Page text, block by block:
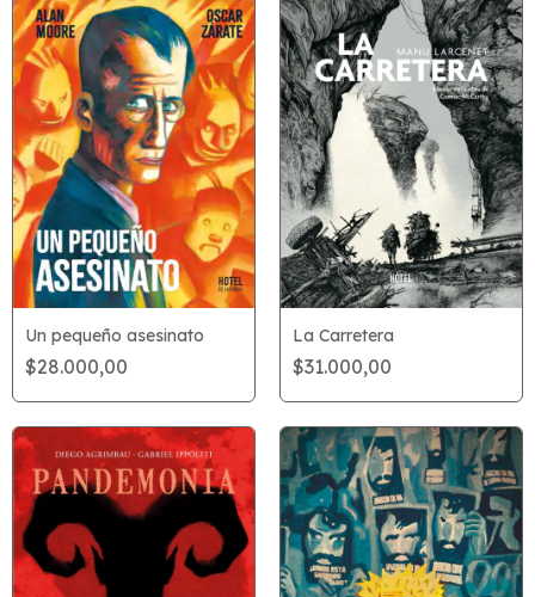
Un pequeño asesinato
$28.000,00
La Carretera
$31.000,00